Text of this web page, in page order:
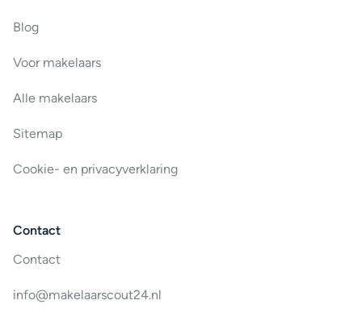
Blog
Voor makelaars
Alle makelaars
Sitemap
Cookie- en privacyverklaring
Contact
Contact
info@makelaarscout24.nl